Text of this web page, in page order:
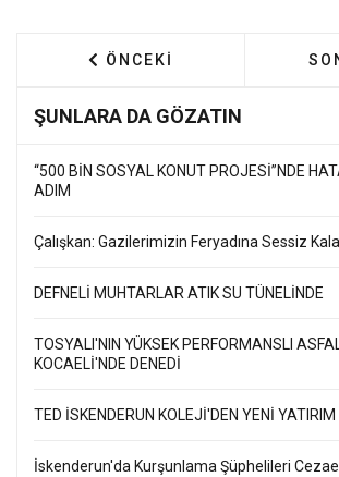
ÖNCEKI MAKALE:
ÖNCEKI
ŞUNLARA DA GÖZATIN
“500 BİN SOSYAL KONUT PROJESİ”NDE
ADIM
Çalışkan: Gazilerimizin Feryadına Sessiz
DEFNELİ MUHTARLAR ATIK SU TÜNELİNDE
TOSYALI'NIN YÜKSEK PERFORMANSLI
KOCAELİ'NDE DENEDİ
TED İSKENDERUN KOLEJİ'DEN YENİ YATIRIM
İskenderun'da Kurşunlama Şüphelileri